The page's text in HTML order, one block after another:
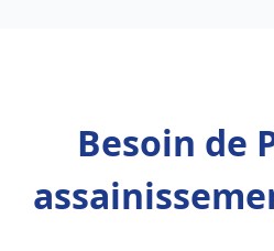
Besoin de